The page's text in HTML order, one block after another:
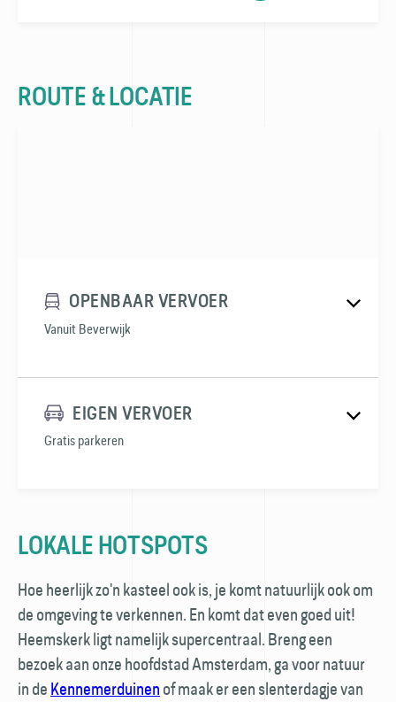
ROUTE & LOCATIE
OPENBAAR VERVOER
Vanuit Beverwijk
EIGEN VERVOER
Gratis parkeren
LOKALE HOTSPOTS
Hoe heerlijk zo'n kasteel ook is, je komt natuurlijk ook om
de omgeving te verkennen. En komt dat even goed uit!
Heemskerk ligt namelijk supercentraal. Breng een
bezoek aan onze hoofdstad Amsterdam, ga voor natuur
in deKennemerduinenof maak er een slenterdagje van